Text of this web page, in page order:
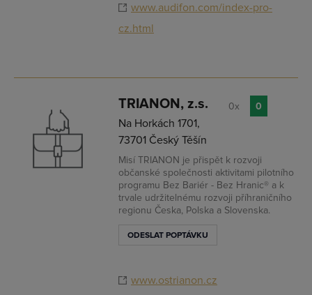
www.audifon.com/index-pro-
cz.html
TRIANON, z.s.
Na Horkách 1701,
73701 Český Těšín
Misí TRIANON je přispět k rozvoji
občanské společnosti aktivitami pilotního
programu Bez Bariér - Bez Hranic® a k
trvale udržitelnému rozvoji příhraničního
regionu Česka, Polska a Slovenska.
ODESLAT POPTÁVKU
www.ostrianon.cz
0x 0